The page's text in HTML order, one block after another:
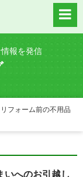
報を発信
リフォーム前の不用品
いへのお引越し